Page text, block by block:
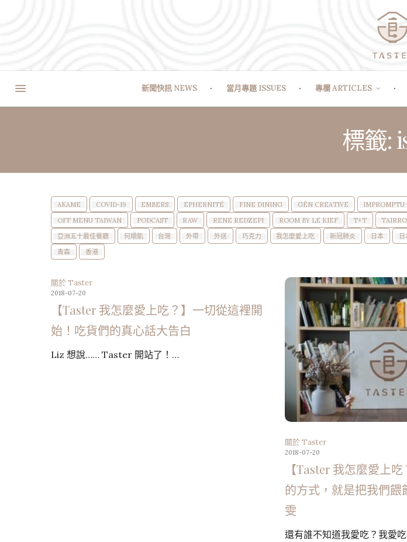
新聞快訊 NEWS 當月專題 ISSUES 專欄 ARTICLES
標籤:
AKAME COVID-19 EMBERS EPHERNITÉ FINE DINING GĒN CREATIVE IMPROMPTU
OFF MENU TAIWAN
PODCAST RAW RENE REDZEPI ROOM BY LE KIEF T+T
亞洲五十最佳餐廳
何順凱 台灣 外帶 外送 巧克力 我怎麼愛上吃 新冠肺炎 日本
青森
香港
關於 Taster
2018-07-20
【Taster 我怎麼愛上吃？】一切從這裡開
始！吃貨們的真心話大告白
Liz 想說…… Taster 開站了！…
關於 Taster
2018-07-20
【Taster 我怎麼愛上
的方式，就是把我們
雯
還有誰不知道我愛吃？我愛